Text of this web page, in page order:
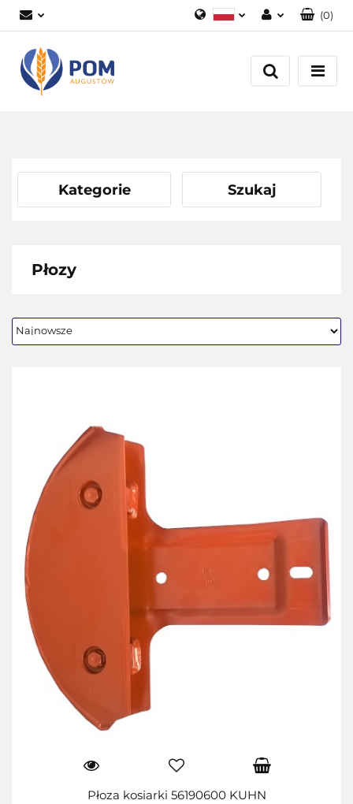
Zaloguj się
Załóż konto
(0)
Kategorie Szukaj
Płozy
Płoza kosiarki 56190600 KUHN